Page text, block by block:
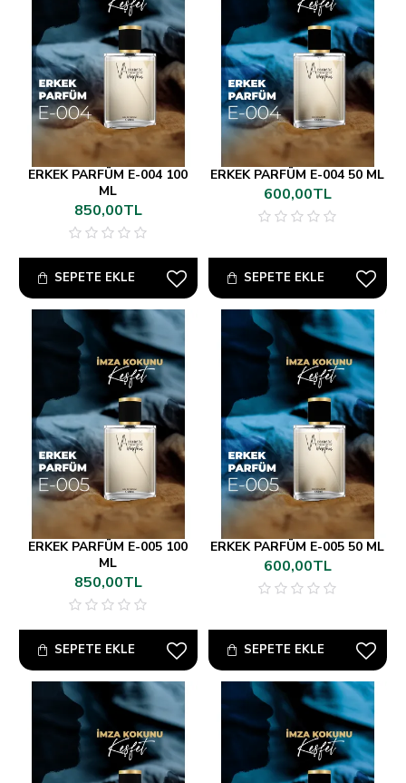
ERKEK PARFÜM E-004 100
ML
850,00TL
SEPETE EKLE
ERKEK PARFÜM E-004 50 ML
600,00TL
SEPETE EKLE
ERKEK PARFÜM E-005 100
ML
850,00TL
SEPETE EKLE
ERKEK PARFÜM E-005 50 ML
600,00TL
SEPETE EKLE